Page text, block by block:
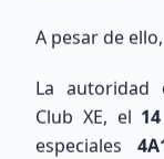
Conoce a los
nuestra red
e internacional.
175miembros
A pesar de
La autoridad
Club XE, el
especiales